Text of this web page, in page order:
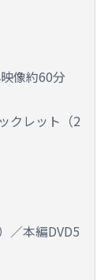
像約60分
クレット（2
／本編DVD5